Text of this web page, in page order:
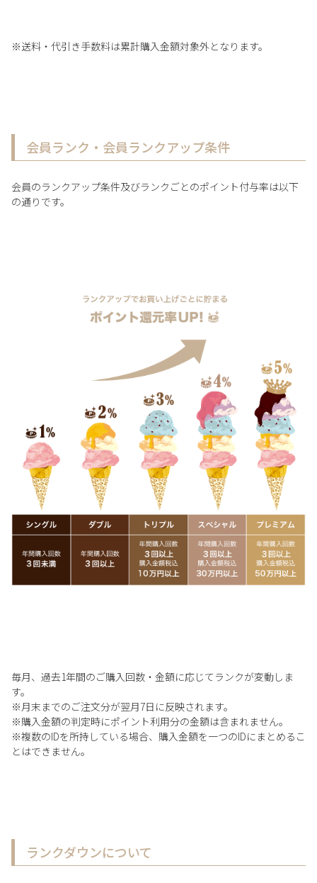
※送料・代引き手数料は累計購入金額対象外となります。
会員ランク・会員ランクアップ条件
会員のランクアップ条件及びランクごとのポイント付与率は以下
の通りです。
毎月、過去1年間のご購入回数・金額に応じてランクが変動しま
す。
※月末までのご注文分が翌月7日に反映されます。
※購入金額の判定時にポイント利用分の金額は含まれません。
※複数のIDを所持している場合、購入金額を一つのIDにまとめるこ
とはできません。
ランクダウンについて